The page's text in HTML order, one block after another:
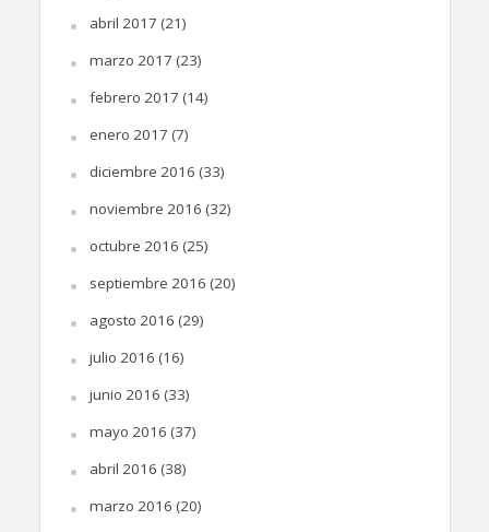
abril 2017 (21)
marzo 2017 (23)
febrero 2017 (14)
enero 2017 (7)
diciembre 2016 (33)
noviembre 2016 (32)
octubre 2016 (25)
septiembre 2016 (20)
agosto 2016 (29)
julio 2016 (16)
junio 2016 (33)
mayo 2016 (37)
abril 2016 (38)
marzo 2016 (20)